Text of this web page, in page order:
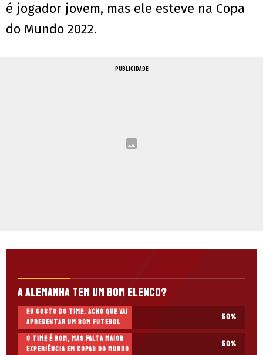
é jogador jovem, mas ele esteve na Copa
do Mundo 2022.
PUBLICIDADE
A Alemanha tem um bom elenco?
Eu gosto do time. Acho que vai
apresentar um bom futebol
50%
O time é bom, mas falta maior
experiência em Copas do Mundo
50%